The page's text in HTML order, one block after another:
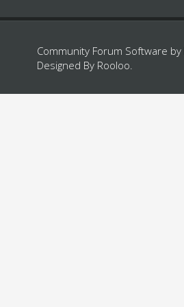
Community Forum Software by
Designed By Rooloo.